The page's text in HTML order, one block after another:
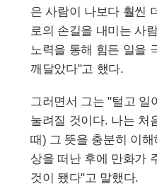
은 사람이 나보다 훨씬
로의 손길을 내미는 사
노력을 통해 힘든 일을
깨달았다"고 했다.
그러면서 그는 "털고 일
눌려질 것이다. 나는 처
때) 그 뜻을 충분히 이
상을 떠난 후에 만화가
것이 됐다"고 말했다.